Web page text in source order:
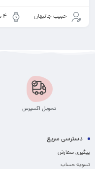
حبیب جانبهان 4 می 2020
تحویل اکسپرس
دسترسی سریع
پیگیری سفارش
تسویه حساب